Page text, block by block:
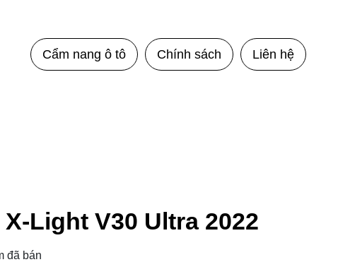
Cẩm nang ô tô Chính sách Liên hệ
Light V30 Ultra 2022
đã bán